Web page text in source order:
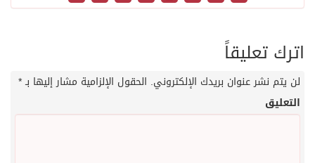
اترك تعليقاً
لن يتم نشر عنوان بريدك الإلكتروني. الحقول الإلزامية مشار إليها بـ*
التعليق